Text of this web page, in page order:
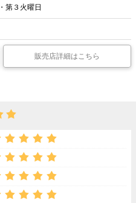
第３火曜日
販売店詳細はこちら